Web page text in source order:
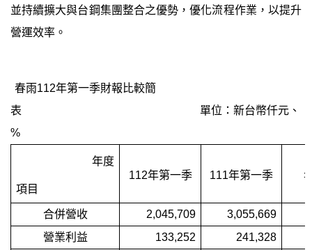
並持續擴大與台鋼集團整合之優勢，優化流程作業，以提升
營運效率 。
春雨112年第一季財報比較簡
表 單位：新台幣仟元、
%
年度
項目
112年第一季 111年第一季
合併營收 2,045,709
3,055,669
營業利益
133,252 241,328